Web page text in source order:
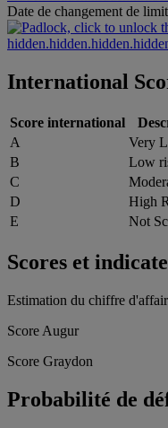
Date de changement de
International
Score international
A
Very
B
Low
C
D
High
E
Not
Scores et
Estimation du chiffre
Score Augur
Score Graydon
Probabilité de